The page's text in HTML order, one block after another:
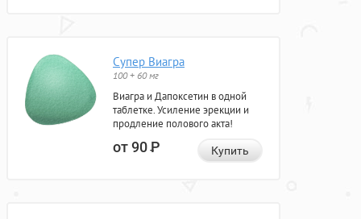
Супер Виагра
100 + 60 мг
Виагра и Дапоксетин в одной
таблетке. Усиление эрекции и
продление полового акта!
от 90Р Купить